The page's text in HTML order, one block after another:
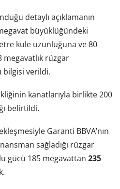
detaylı açıklamanın
büyüklüğündeki
kule uzunluğuna ve 80
rüzgar
bilgisi verildi.
kanatlarıyla birlikte 200
belirtildi.
Garanti BBVA’nın
sağladığı rüzgar
gücü 185 megavattan 235